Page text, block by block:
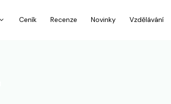
Ceník Recenze Novinky Vzdělávání